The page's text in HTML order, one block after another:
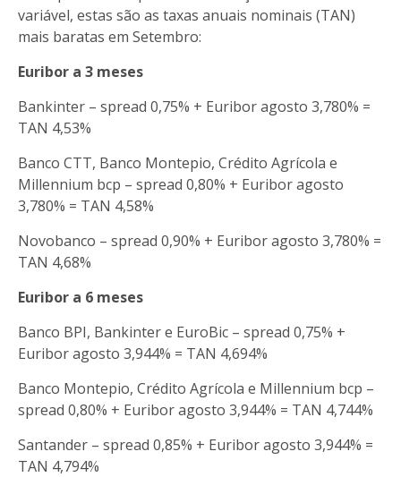
variável, estas são as taxas anuais nominais (TAN)
mais baratas em Setembro:
Euribor a 3 meses
Bankinter – spread 0,75% + Euribor agosto 3,780% =
TAN 4,53%
Banco CTT, Banco Montepio, Crédito Agrícola e
Millennium bcp – spread 0,80% + Euribor agosto
3,780% = TAN 4,58%
Novobanco – spread 0,90% + Euribor agosto 3,780% =
TAN 4,68%
Euribor a 6 meses
Banco BPI, Bankinter e EuroBic – spread 0,75% +
Euribor agosto 3,944% = TAN 4,694%
Banco Montepio, Crédito Agrícola e Millennium bcp –
spread 0,80% + Euribor agosto 3,944% = TAN 4,744%
Santander – spread 0,85% + Euribor agosto 3,944% =
TAN 4,794%